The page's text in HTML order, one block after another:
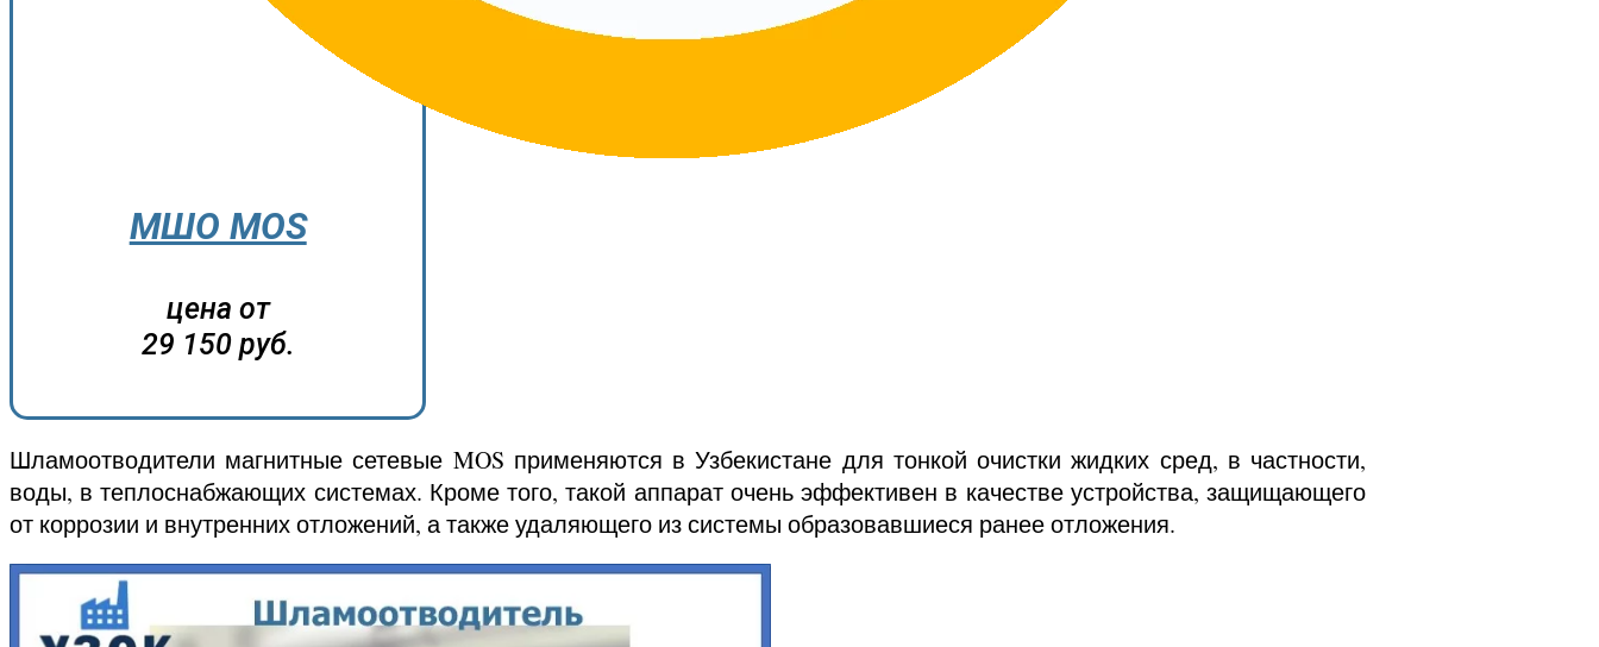
МШО MOS
цена от
29 150 руб.
Шламоотводители магнитные сетевые MOS применяются в Узбекистане для тонкой очистки жидких сред, в частности,
воды, в теплоснабжающих системах. Кроме того, такой аппарат очень эффективен в качестве устройства, защищающего
от коррозии и внутренних отложений, а также удаляющего из системы образовавшиеся ранее отложения.